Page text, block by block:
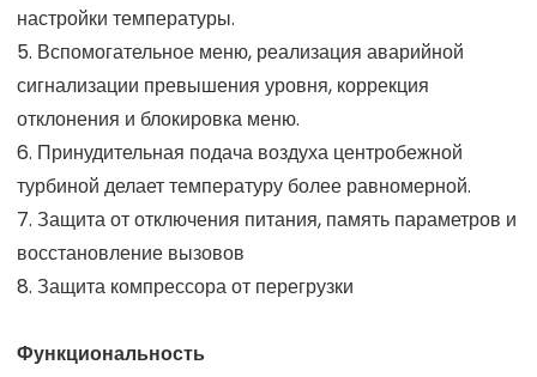
настройки температуры.
5. Вспомогательное меню, реализация аварийной
сигнализации превышения уровня, коррекция
отклонения и блокировка меню.
6. Принудительная подача воздуха центробежной
турбиной делает температуру более равномерной.
7. Защита от отключения питания, память параметров и
восстановление вызовов
8. Защита компрессора от перегрузки
Функциональность